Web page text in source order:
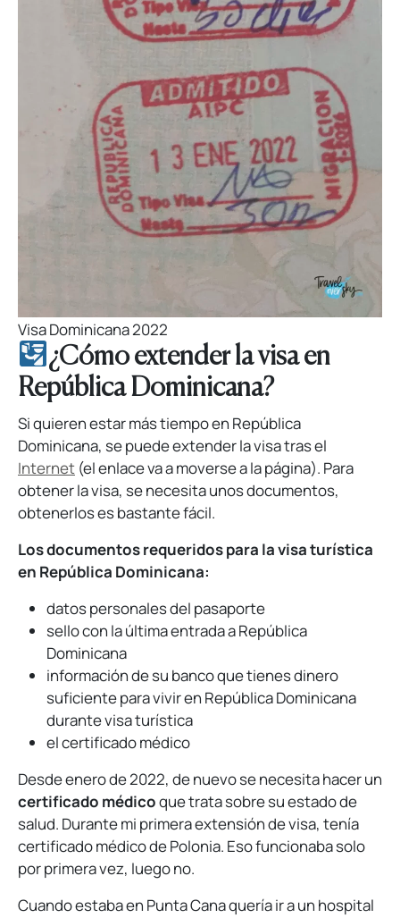
Visa Dominicana 2022
¿Cómo extender la visa en
República Dominicana?
Si quieren estar más tiempo en República
Dominicana, se puede extender la visa tras el
Internet (el enlace va a moverse a la página). Para
obtener la visa, se necesita unos documentos,
obtenerlos es bastante fácil.
Los documentos requeridos para la visa turística
en República Dominicana:
datos personales del pasaporte
sello con la última entrada a República
Dominicana
información de su banco que tienes dinero
suficiente para vivir en República Dominicana
durante visa turística
el certificado médico
Desde enero de 2022, de nuevo se necesita hacer un
certificado médicoque trata sobre su estado de
salud. Durante mi primera extensión de visa, tenía
certificado médico de Polonia. Eso funcionaba solo
por primera vez, luego no.
Cuando estaba en Punta Cana quería ir a un hospital